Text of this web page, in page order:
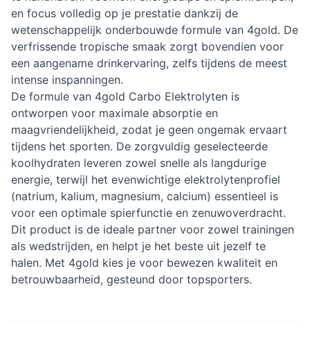
en focus volledig op je prestatie dankzij de
wetenschappelijk onderbouwde formule van 4gold. De
verfrissende tropische smaak zorgt bovendien voor
een aangename drinkervaring, zelfs tijdens de meest
intense inspanningen.
De formule van 4gold Carbo Elektrolyten is
ontworpen voor maximale absorptie en
maagvriendelijkheid, zodat je geen ongemak ervaart
tijdens het sporten. De zorgvuldig geselecteerde
koolhydraten leveren zowel snelle als langdurige
energie, terwijl het evenwichtige elektrolytenprofiel
(natrium, kalium, magnesium, calcium) essentieel is
voor een optimale spierfunctie en zenuwoverdracht.
Dit product is de ideale partner voor zowel trainingen
als wedstrijden, en helpt je het beste uit jezelf te
halen. Met 4gold kies je voor bewezen kwaliteit en
betrouwbaarheid, gesteund door topsporters.